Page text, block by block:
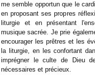
me semble opportun que le
en proposant ses propres
liturgie et en présentant
musique sacrée. Je prie
encourager les prêtres et les
la liturgie, en les confortant
imprégner le culte de Dieu
nécessaires et précieux.